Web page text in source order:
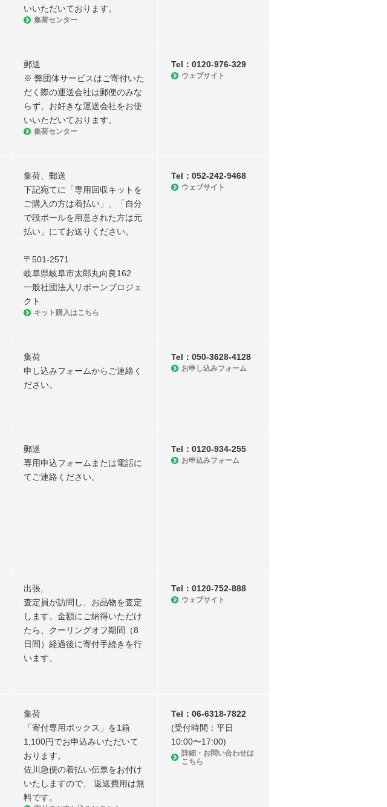
いいただいております。
集荷センター
郵送
※ 弊団体サービスはご寄付いた
だく際の運送会社は郵便のみな
らず、お好きな運送会社をお使
いいただいております。
集荷センター
Tel：0120-976-329
ウェブサイト
集荷、郵送
下記宛てに「専用回収キットを
ご購入の方は着払い」、「自分
で段ボールを用意された方は元
払い」にてお送りください。
〒501-2571
岐阜県岐阜市太郎丸向良162
一般社団法人リボーンプロジェ
クト
キット購入はこちら
Tel：052-242-9468
ウェブサイト
集荷
申し込みフォームからご連絡く
ださい。
Tel：050-3628-4128
お申し込みフォーム
郵送
専用申込フォームまたは電話に
てご連絡ください。
Tel：0120-934-255
お申込みフォーム
出張,
査定員が訪問し、お品物を査定
します。金額にご納得いただけ
たら、クーリングオフ期間（8
日間）経過後に寄付手続きを行
います。
Tel：0120-752-888
ウェブサイト
集荷
「寄付専⽤ボックス」を1箱
1,100円でお申込みいただいて
おります。
佐川急便の着払い伝票をお付け
いたしますので、 返送費用は無
料です。
Tel：06-6318-7822
(受付時間：平⽇
10:00〜17:00)
詳細・お問い合わせは
こちら